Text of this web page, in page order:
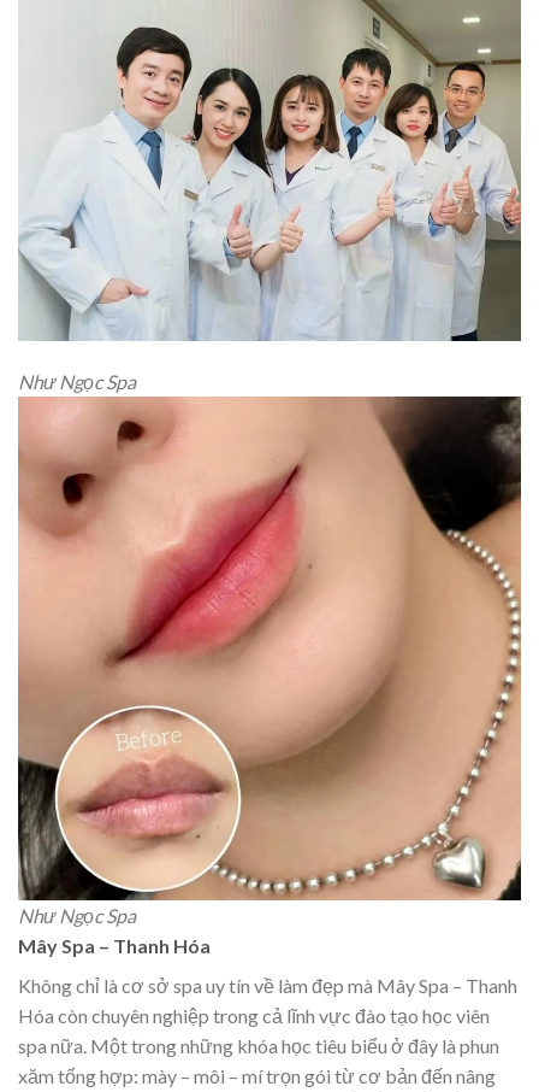
Như Ngọc Spa
Như Ngọc Spa
Mây Spa – Thanh Hóa
Không chỉ là cơ sở spa uy tín về làm đẹp mà Mây Spa – Thanh
Hóa còn chuyên nghiệp trong cả lĩnh vực đào tạo học viên
spa nữa. Một trong những khóa học tiêu biểu ở đây là phun
xăm tổng hợp: mày – môi – mí trọn gói từ cơ bản đến nâng